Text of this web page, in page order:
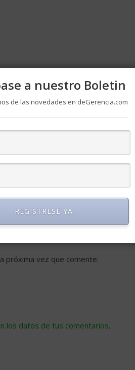
próxima vez que comente.
los datos de tus comentarios.
a nuestro Boletin
de las novedades en deGerencia.com
REGISTRESE YA